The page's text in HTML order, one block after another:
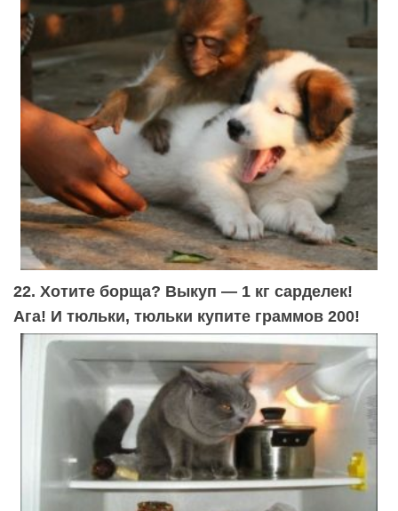
22. Хотите борща? Выкуп — 1 кг сарделек!
Ага! И тюльки, тюльки купите граммов 200!